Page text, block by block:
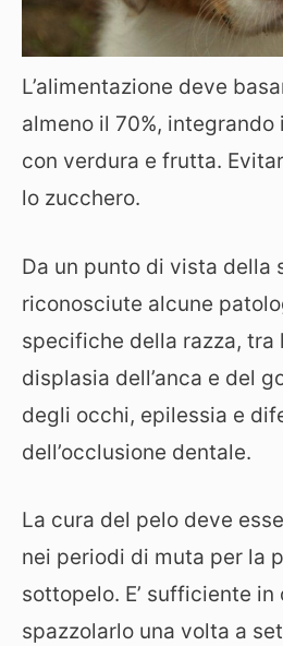
L’alimentazione deve
almeno il 70%, integrando
con verdura e frutta.
lo zucchero.
Da un punto di vista della
riconosciute alcune
specifiche della razza, tra
displasia dell’anca e del
degli occhi, epilessia e
dell’occlusione dentale.
La cura del pelo deve
nei periodi di muta per la
sottopelo. E’ sufficiente in
spazzolarlo una volta a